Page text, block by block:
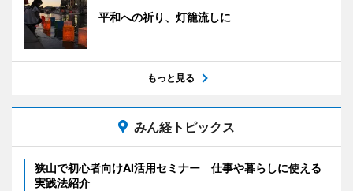
平和への祈り、灯籠流しに
もっと見る
みん経トピックス
狭山で初心者向けAI活用セミナー 仕事や暮らしに使える
実践法紹介